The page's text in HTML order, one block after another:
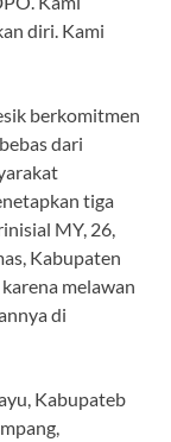
diri. Kami
berkomitmen
dari
tiga
MY, 26,
Kabupaten
melawan
di
Kabupateb